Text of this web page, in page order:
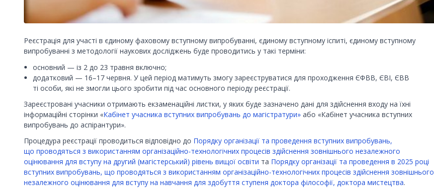
Реєстрація для участі в єдиному фаховому вступному випробуванні, єдиному вступному іспиті, єдиному вступному
випробуванні з методології наукових досліджень буде проводитись у такі терміни:
основний — із 2 до 23 травня включно;
додатковий — 16–17 червня. У цей період матимуть змогу зареєструватися для проходження ЄФВВ, ЄВІ, ЄВВ
ті особи, які не змогли цього зробити під час основного періоду реєстрації.
Зареєстровані учасники отримають екзаменаційні листки, у яких буде зазначено дані для здійснення входу на їхні
інформаційні сторінки «Кабінет учасника вступних випробувань до магістратури» або «Кабінет учасника вступних
випробувань до аспірантури».
Процедура реєстрації проводиться відповідно до Порядку організації та проведення вступних випробувань,
що проводяться з використанням організаційно-технологічних процесів здійснення зовнішнього незалежного
оцінювання для вступу на другий (магістерський) рівень вищої освіти та Порядку організації та проведення в 2025 році
вступних випробувань, що проводяться з використанням організаційно-технологічних процесів здійснення зовнішнього
незалежного оцінювання для вступу на навчання для здобуття ступеня доктора філософії, доктора мистецтва.